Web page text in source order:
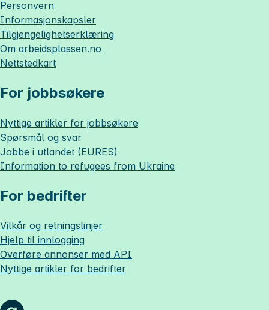
Personvern
Informasjonskapsler
Tilgjengelighetserklæring
Om arbeidsplassen.no
Nettstedkart
For jobbsøkere
Nyttige artikler for jobbsøkere
Spørsmål og svar
Jobbe i utlandet (EURES)
Information to refugees from Ukraine
For bedrifter
Vilkår og retningslinjer
Hjelp til innlogging
Overføre annonser med API
Nyttige artikler for bedrifter